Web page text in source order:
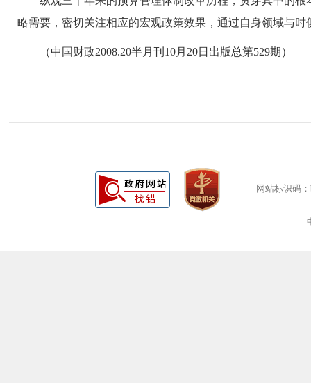
略需要，密切关注相应的宏观政策效果，通过自身领域与
（中国财政2008.20半月刊10月20日出版总第529期）
网站标识码